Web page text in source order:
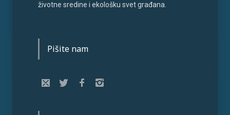
životne sredine i ekološku svet građana.
Pišite nam